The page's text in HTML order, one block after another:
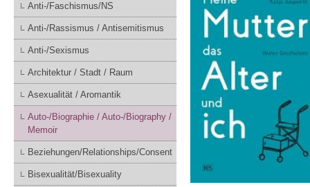
Anti-/Faschismus/NS
Anti-/Rassismus / Antisemitismus
Anti-/Sexismus
Architektur / Stadt / Raum
Asexualität / Aromantik
Auto-/Biographie / Auto-/Biography /
Memoir
Beziehungen/Relationships/Consent
Bisexualität/Bisexuality